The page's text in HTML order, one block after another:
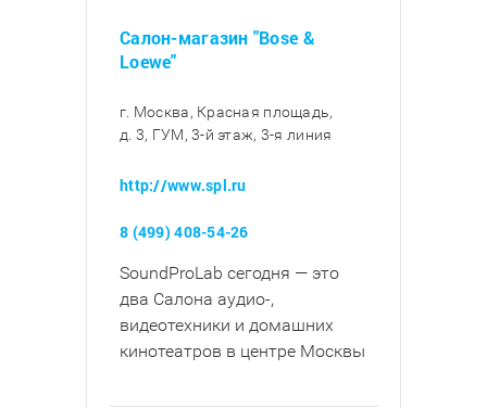
Салон-магазин "Bose &
Loewe"
г. Москва, Красная площадь,
д. 3, ГУМ, 3-й этаж, 3-я линия
http://www.spl.ru
8 (499) 408-54-26
SoundProLab сегодня — это
два Салона аудио-,
видеотехники и домашних
кинотеатров в центре Москвы